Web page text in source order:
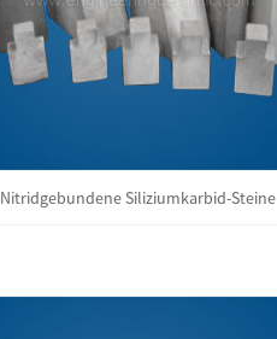
Nitridgebundene Siliziumkarbid-Steine